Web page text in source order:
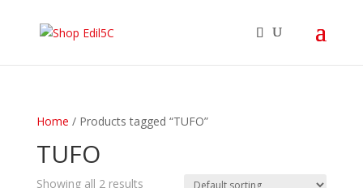
Home / Products tagged “TUFO”
TUFO
Showing all 2 results